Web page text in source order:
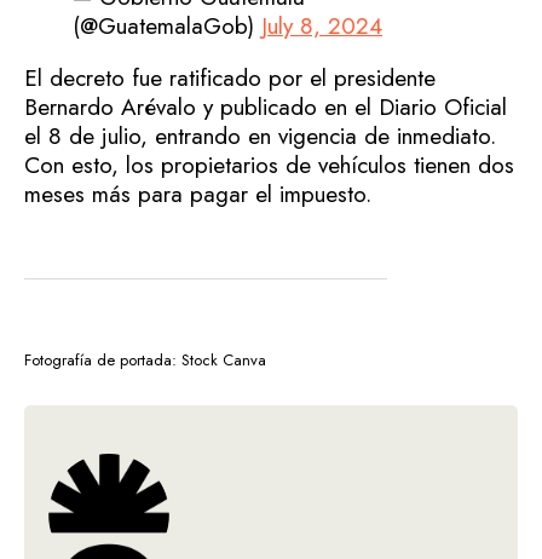
(@GuatemalaGob) July 8, 2024
El decreto fue ratificado por el presidente
Bernardo Arévalo y publicado en el Diario Oficial
el 8 de julio, entrando en vigencia de inmediato.
Con esto, los propietarios de vehículos tienen dos
meses más para pagar el impuesto.
Fotografía de portada: Stock Canva